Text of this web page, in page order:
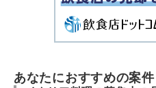
あなたにおすすめの案件